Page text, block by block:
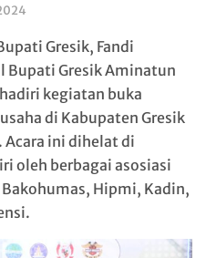
Gresik, Fandi
Bupati Gresik Aminatun
kegiatan buka
di Kabupaten Gresik
ini dihelat di
oleh berbagai asosiasi
Hipmi, Kadin,